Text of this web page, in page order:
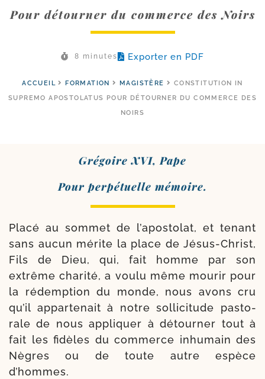
Pour détourner du commerce des Noirs
8 minutes Exporter en PDF
ACCUEIL FORMATION MAGISTÈRE
CONSTITUTION IN
SUPREMO APOSTOLATUS POUR DÉTOURNER DU COMMERCE DES
NOIRS
Grégoire XVI, Pape
Pour per­pé­tuelle mémoire.
Placé au som­met de l’apostolat, et tenant
sans aucun mérite la place de Jésus-​Christ,
Fils de Dieu, qui, fait homme par son
extrême cha­ri­té, a vou­lu même mou­rir pour
la rédemp­tion du monde, nous avons cru
qu’il appar­te­nait à notre sol­li­ci­tude pasto­
rale de nous appli­quer à détour­ner tout à
fait les fidèles du com­merce inhu­main des
Nègres ou de toute autre espèce
d’hommes.